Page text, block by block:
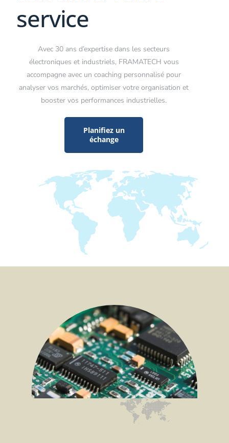
service
Avec 30 ans d’expertise dans les secteurs
électroniques et industriels, FRAMATECH vous
accompagne avec un coaching personnalisé pour
analyser vos marchés, optimiser votre organisation et
booster vos performances industrielles.
Planifiez un
échange